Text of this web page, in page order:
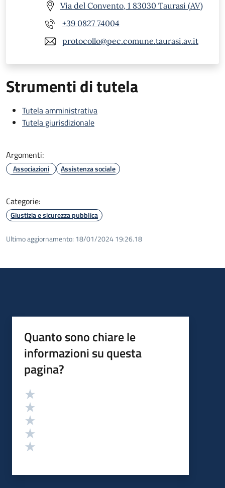
Via del Convento, 1 83030 Taurasi (AV)
+39 0827 74004
protocollo@pec.comune.taurasi.av.it
Strumenti di tutela
Tutela amministrativa
Tutela giurisdizionale
Argomenti:
Associazioni Assistenza sociale
Categorie:
Giustizia e sicurezza pubblica
Ultimo aggiornamento: 18/01/2024 19:26.18
Quanto sono chiare le
informazioni su questa
pagina?
Valutazione